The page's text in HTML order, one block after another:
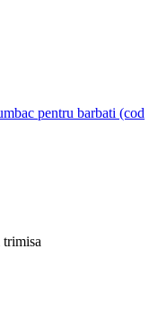
pentru barbati (cod
trimisa